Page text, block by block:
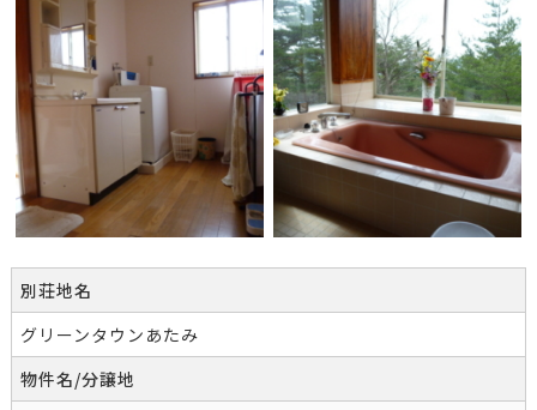
別荘地名
グリーンタウンあたみ
物件名/分譲地